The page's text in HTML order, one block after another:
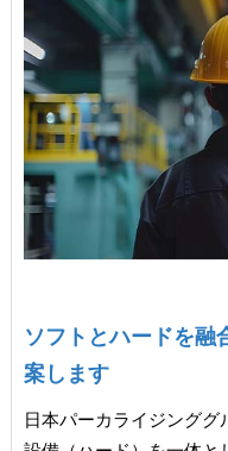
ソフトとハードを融
案します
日本パーカライジンググ